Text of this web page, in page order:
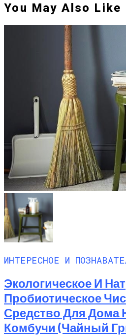
You May Also Like
ИНТЕРЕСНОЕ И
Экологическое И
Пробиотическое
Средство Для Дома
Комбучи (чайный